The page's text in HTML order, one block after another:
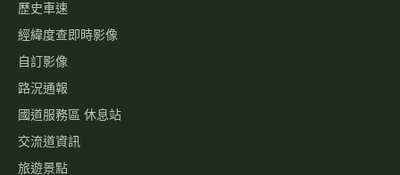
歷史車速
經緯度查即時影像
自訂影像
路況通報
國道服務區 休息站
交流道資訊
旅遊景點